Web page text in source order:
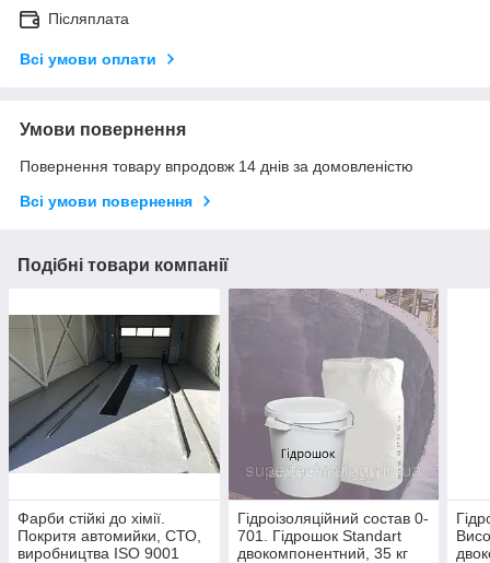
Післяплата
Всі умови оплати
Умови повернення
Повернення товару впродовж 14 днів за домовленістю
Всі умови повернення
Подібні товари компанії
Фарби стійкі до хімії.
Покритя автомийки, СТО,
виробництва ISO 9001
Гідроізоляційний состав 0-
701. Гідрошок Standart
двокомпонентний, 35 кг